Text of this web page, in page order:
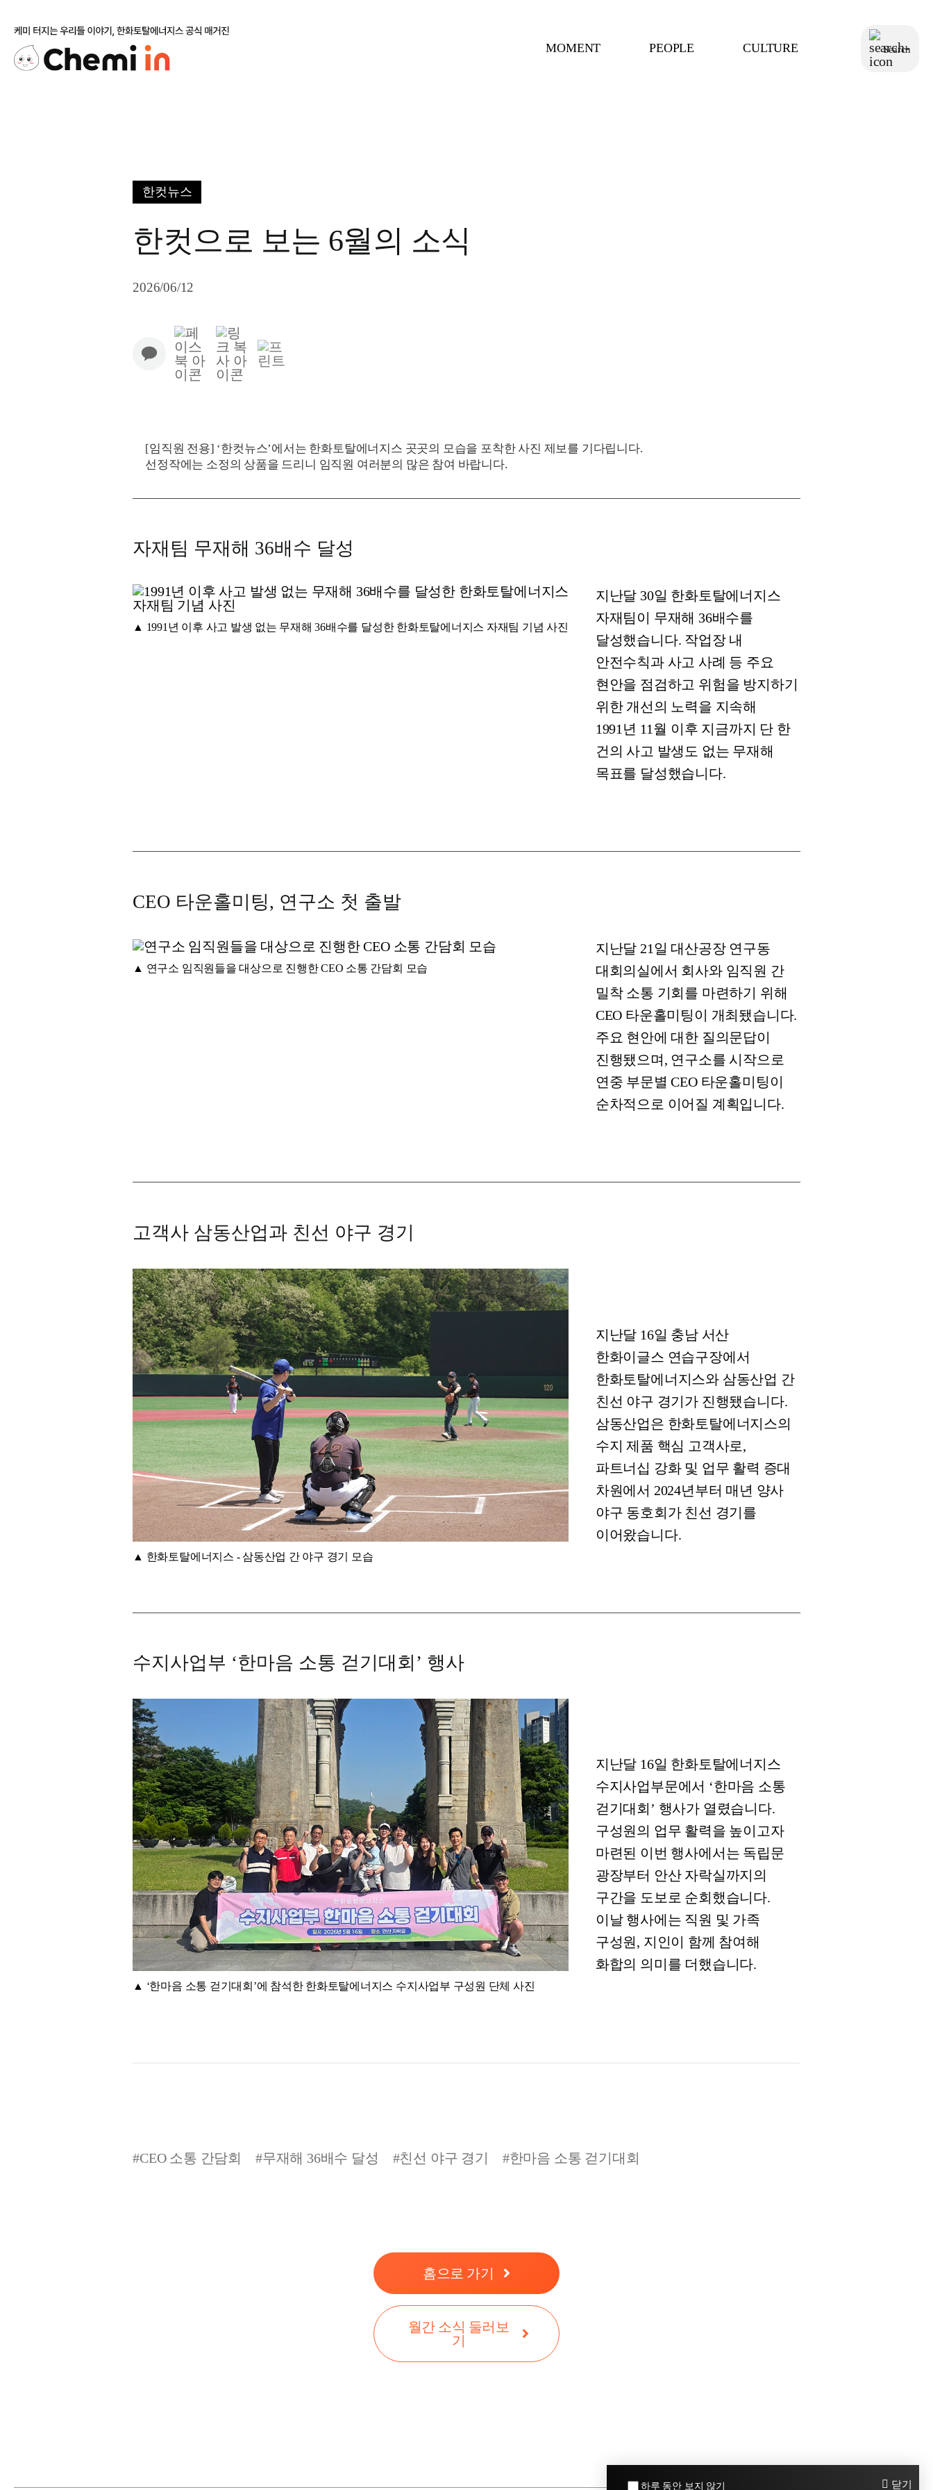
content
MOMENT PEOPLE CULTURE
한컷뉴스
한컷으로 보는 6월의 소식
2026/06/12
[임직원 전용] ‘한컷뉴스’에서는 한화토탈에너지스 곳곳의 모습을 포착한 사진 제보를 기다립니다.
선정작에는 소정의 상품을 드리니 임직원 여러분의 많은 참여 바랍니다.
자재팀 무재해 36배수 달성
▲ 1991년 이후 사고 발생 없는 무재해 36배수를 달성한 한화토탈에너지스 자재팀 기념 사진
지난달 30일 한화토탈에너지스
자재팀이 무재해 36배수를
달성했습니다. 작업장 내
안전수칙과 사고 사례 등 주요
현안을 점검하고 위험을 방지하기
위한 개선의 노력을 지속해
1991년 11월 이후 지금까지 단 한
건의 사고 발생도 없는 무재해
목표를 달성했습니다.
CEO 타운홀미팅, 연구소 첫 출발
▲ 연구소 임직원들을 대상으로 진행한 CEO 소통 간담회 모습
지난달 21일 대산공장 연구동
대회의실에서 회사와 임직원 간
밀착 소통 기회를 마련하기 위해
CEO 타운홀미팅이 개최됐습니다.
주요 현안에 대한 질의문답이
진행됐으며, 연구소를 시작으로
연중 부문별 CEO 타운홀미팅이
순차적으로 이어질 계획입니다.
고객사 삼동산업과 친선 야구 경기
▲ 한화토탈에너지스 - 삼동산업 간 야구 경기 모습
지난달 16일 충남 서산
한화이글스 연습구장에서
한화토탈에너지스와 삼동산업 간
친선 야구 경기가 진행됐습니다.
삼동산업은 한화토탈에너지스의
수지 제품 핵심 고객사로,
파트너십 강화 및 업무 활력 증대
차원에서 2024년부터 매년 양사
야구 동호회가 친선 경기를
이어왔습니다.
수지사업부 ‘한마음 소통 걷기대회’ 행사
▲ ‘한마음 소통 걷기대회’에 참석한 한화토탈에너지스 수지사업부 구성원 단체 사진
지난달 16일 한화토탈에너지스
수지사업부문에서 ‘한마음 소통
걷기대회’ 행사가 열렸습니다.
구성원의 업무 활력을 높이고자
마련된 이번 행사에서는 독립문
광장부터 안산 자락실까지의
구간을 도보로 순회했습니다.
이날 행사에는 직원 및 가족
구성원, 지인이 함께 참여해
화합의 의미를 더했습니다.
#CEO 소통 간담회 #무재해 36배수 달성 #친선 야구 경기 #한마음 소통 걷기대회
홈으로 가기
월간 소식 둘러보
기
하루 동안 보지 않기